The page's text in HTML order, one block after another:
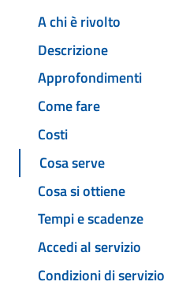
A chi è rivolto
Descrizione
Approfondimenti
Come fare
Costi
Cosa serve
Cosa si ottiene
Tempi e scadenze
Accedi al servizio
Condizioni di servizio